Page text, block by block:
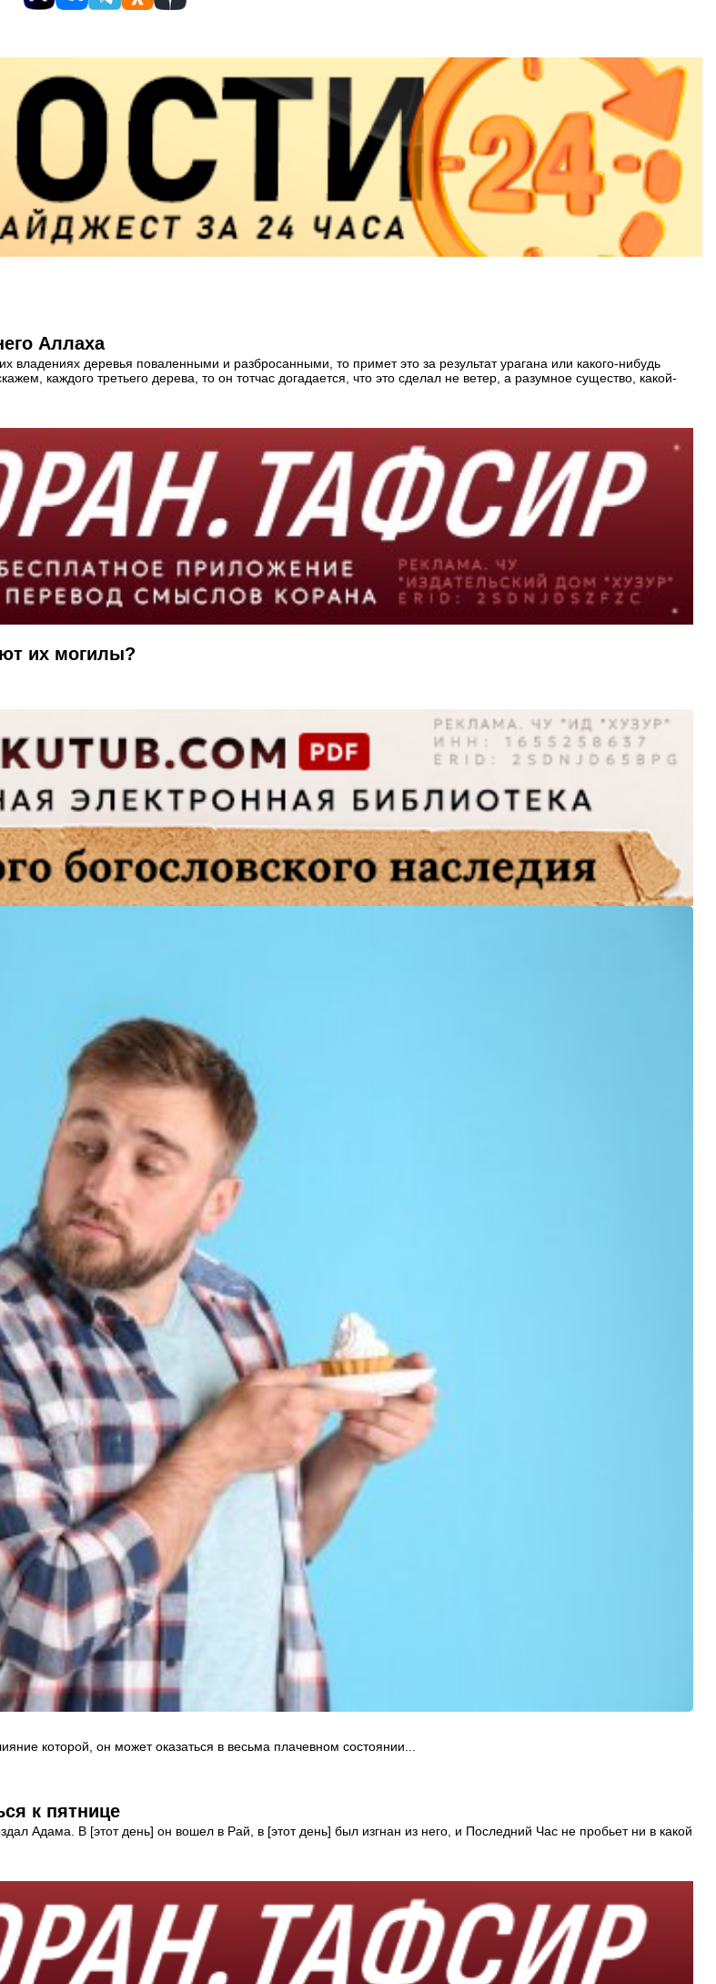
Аллаха
владениях деревья поваленными и разбросанными, то примет это за результат урагана или какого-нибудь
каждого третьего дерева, то он тотчас догадается, что это сделал не ветер, а разумное существо, какой-
их могилы?
которой, он может оказаться в весьма плачевном состоянии...
к пятнице
Адама. В [этот день] он вошел в Рай, в [этот день] был изгнан из него, и Последний Час не пробьет ни в какой